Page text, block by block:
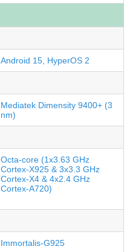
Android 15, HyperOS 2
Mediatek Dimensity 9400+ (3
nm)
Octa-core (1x3.63 GHz
Cortex-X925 & 3x3.3 GHz
Cortex-X4 & 4x2.4 GHz
Cortex-A720)
Immortalis-G925